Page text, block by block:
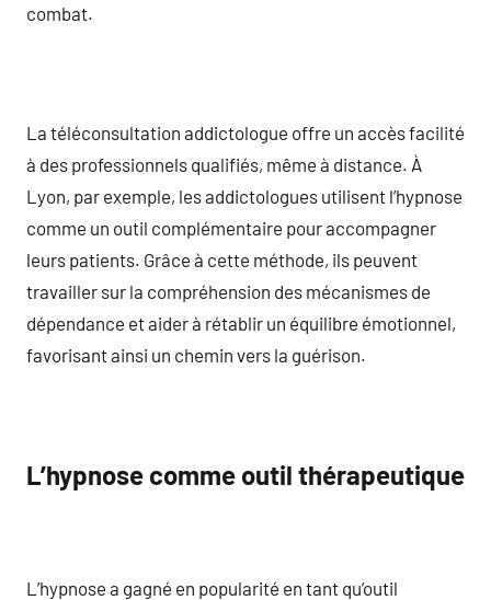
combat.
La téléconsultation addictologue offre un accès facilité
à des professionnels qualifiés, même à distance. À
Lyon, par exemple, les addictologues utilisent l’hypnose
comme un outil complémentaire pour accompagner
leurs patients. Grâce à cette méthode, ils peuvent
travailler sur la compréhension des mécanismes de
dépendance et aider à rétablir un équilibre émotionnel,
favorisant ainsi un chemin vers la guérison.
L’hypnose comme outil thérapeutique
L’hypnose a gagné en popularité en tant qu’outil